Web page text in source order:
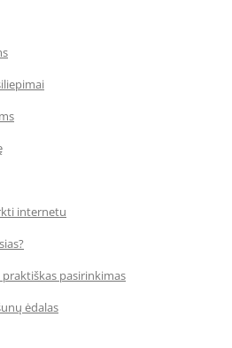
internetu
pasirinkimas
ėdalas